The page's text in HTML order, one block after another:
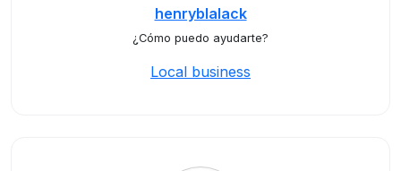
henryblalack
¿Cómo puedo ayudarte?
Local business